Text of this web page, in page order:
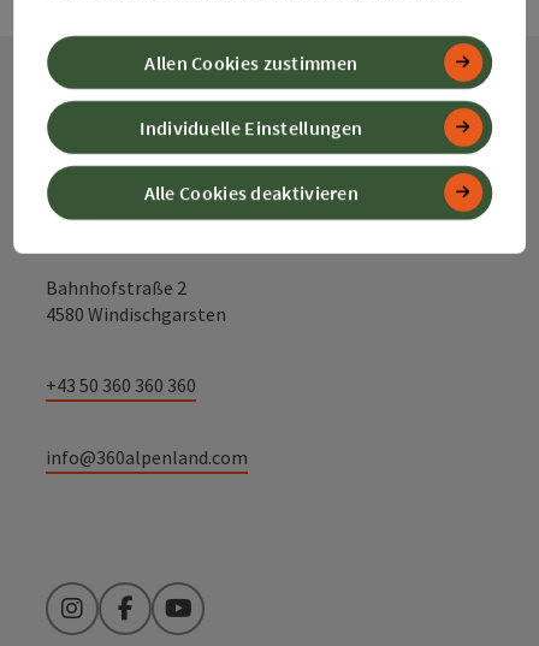
Kontakt
Alpenland Tourismus GmbH
Bahnhofstraße 2
4580 Windischgarsten
+43 50 360 360 360
info@360alpenland.com
InstagramFacebookYouTube
Alle Cookies deaktivieren
Individuelle Einstellungen
Allen Cookies zustimmen